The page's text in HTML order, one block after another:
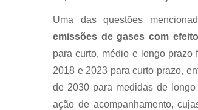
Uma das questões
emissões de gases com
para curto, médio e longo prazo
2018 e 2023 para curto prazo,
de 2030 para medidas de
ação de acompanhamento,